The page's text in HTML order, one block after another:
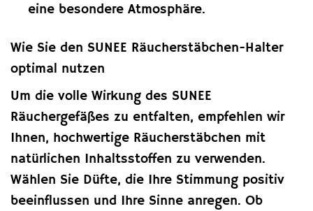
eine besondere Atmosphäre.
Wie Sie den SUNEE Räucherstäbchen-Halter
optimal nutzen
Um die volle Wirkung des SUNEE
Räuchergefäßes zu entfalten, empfehlen wir
Ihnen, hochwertige Räucherstäbchen mit
natürlichen Inhaltsstoffen zu verwenden.
Wählen Sie Düfte, die Ihre Stimmung positiv
beeinflussen und Ihre Sinne anregen. Ob